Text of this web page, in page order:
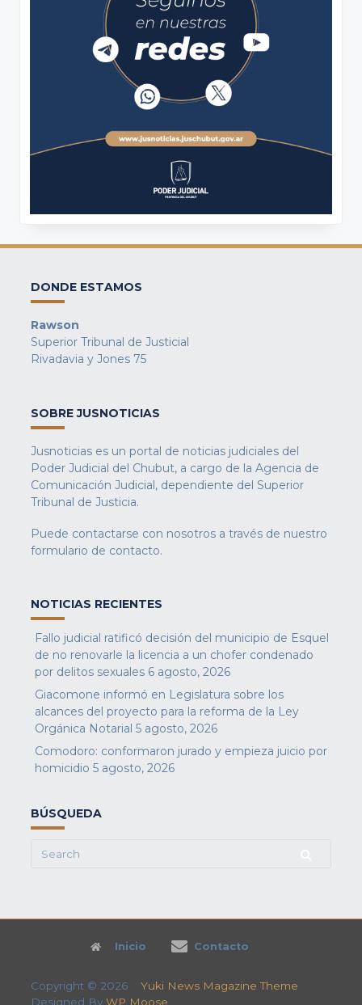
DONDE ESTAMOS
Rawson
Superior Tribunal de Justicial
Rivadavia y Jones 75
SOBRE JUSNOTICIAS
Jusnoticias es un portal de noticias judiciales del
Poder Judicial del Chubut, a cargo de la Agencia de
Comunicación Judicial, dependiente del Superior
Tribunal de Justicia.
Puede contactarse con nosotros a través de nuestro
formulario de contacto.
NOTICIAS RECIENTES
Fallo judicial ratificó decisión del municipio de Esquel
de no renovarle la licencia a un chofer condenado
por delitos sexuales 6 agosto, 2026
Giacomone informó en Legislatura sobre los
alcances del proyecto para la reforma de la Ley
Orgánica Notarial 5 agosto, 2026
Comodoro: conformaron jurado y empieza juicio por
homicidio 5 agosto, 2026
BÚSQUEDA
Search
Inicio Contacto
Copyright © 2026 Yuki News Magazine Theme
Designed By WP Moose